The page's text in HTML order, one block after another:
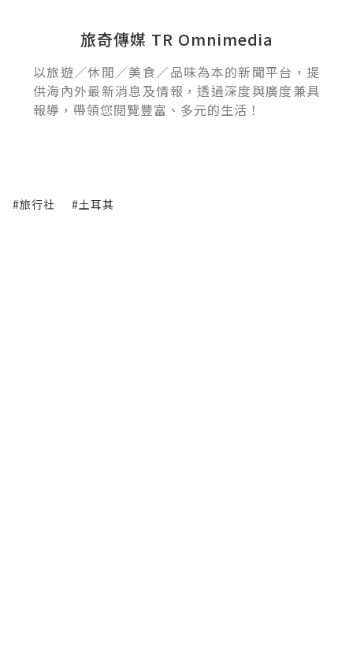
旅奇傳媒 TR Omnimedia
以旅遊／休閒／美食／品味為本的新聞平台，提
供海內外最新消息及情報，透過深度與廣度兼具
報導，帶領您閱覽豐富、多元的生活！
#旅行社 #土耳其